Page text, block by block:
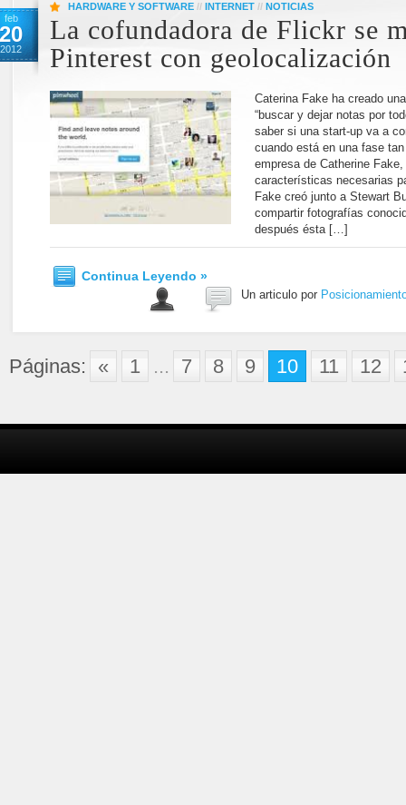
feb
20
2012
HARDWARE Y SOFTWARE // INTERNET // NOTICIAS
La cofundadora de Flickr se
Pinterest con geolocalización
Caterina Fake ha creado
“buscar y dejar notas por
saber si una start-up va a
cuando está en una fase
empresa de Catherine
características necesarias
Fake creó junto a Stewart
compartir fotografías
después ésta […]
Continua Leyendo »
Un articulo por
Páginas: « 1 ... 7 8 9 10 11 12